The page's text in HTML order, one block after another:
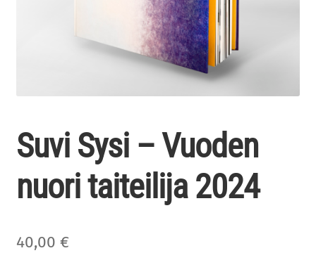
Suvi Sysi – Vuoden
nuori taiteilija 2024
40,00 €